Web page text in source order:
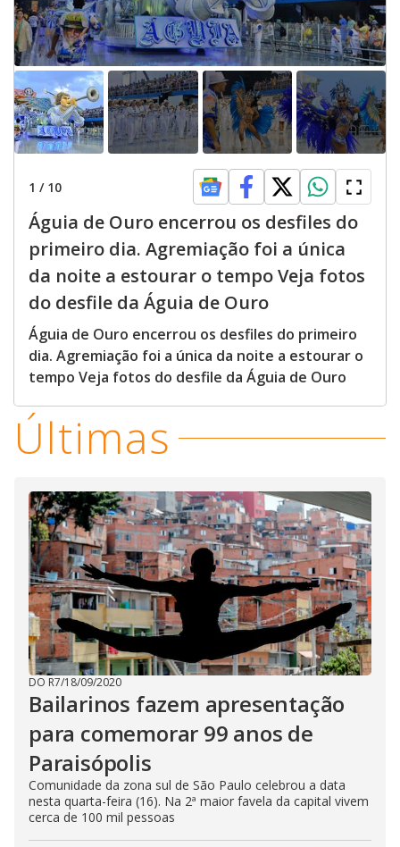
1 / 10
Águia de Ouro encerrou os desfiles do
primeiro dia. Agremiação foi a única
da noite a estourar o tempo Veja fotos
do desfile da Águia de Ouro
Águia de Ouro encerrou os desfiles do primeiro
dia. Agremiação foi a única da noite a estourar o
tempo Veja fotos do desfile da Águia de Ouro
Últimas
DO R7/18/09/2020
Bailarinos fazem apresentação
para comemorar 99 anos de
Paraisópolis
Comunidade da zona sul de São Paulo celebrou a data
nesta quarta-feira (16). Na 2ª maior favela da capital vivem
cerca de 100 mil pessoas